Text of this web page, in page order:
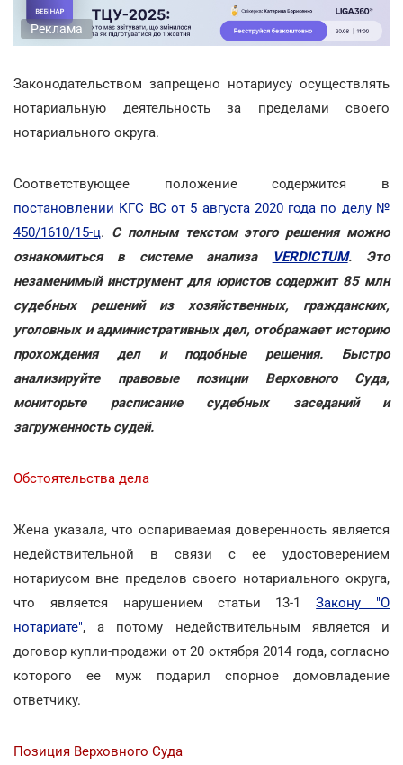
Реклама
Законодательством запрещено нотариусу осуществлять
нотариальную деятельность за пределами своего
нотариального округа.
Соответствующее положение содержится в
постановлении КГС ВС от 5 августа 2020 года по делу №
450/1610/15-ц. С полным текстом этого решения можно
ознакомиться в системе анализа
VERDICTUM. Это
незаменимый инструмент для юристов содержит 85 млн
судебных решений из хозяйственных, гражданских,
уголовных и административных дел, отображает историю
прохождения дел и подобные решения. Быстро
анализируйте правовые позиции Верховного Суда,
мониторьте расписание судебных заседаний и
загруженность судей.
Обстоятельства дела
Жена указала, что оспариваемая доверенность является
недействительной в связи с ее удостоверением
нотариусом вне пределов своего нотариального округа,
что является нарушением статьи 13-1Закону "О
нотариате", а потому недействительным является и
договор купли-продажи от 20 октября 2014 года, согласно
которого ее муж подарил спорное домовладение
ответчику.
Позиция Верховного Суда